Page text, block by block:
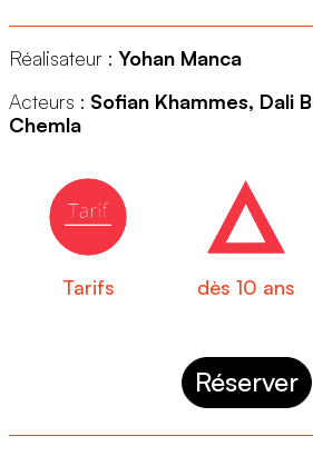
Réalisateur : Yohan Manca
Acteurs : Sofian Khammes, Dali
Chemla
Tarifs dès 10 ans
Réserver